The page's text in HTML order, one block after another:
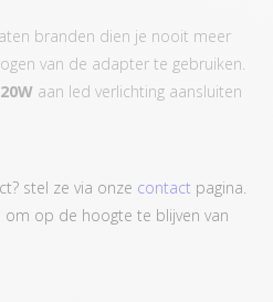
branden dien je nooit meer
van de adapter te gebruiken.
aan led verlichting aansluiten
stel ze via onze contact pagina.
om op de hoogte te blijven van